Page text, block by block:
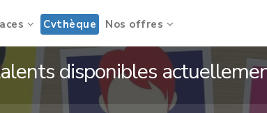
Cvthèque Nos offres
disponibles